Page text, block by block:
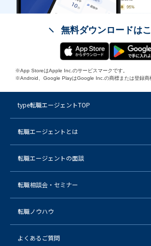
無料ダウンロードは
※App StoreはApple Inc.のサービスマークです。
※Android、Google PlayはGoogle Inc.の商標または登録商
type転職エージェントTOP
転職エージェントとは
転職エージェントの面談
転職相談会・セミナー
転職ノウハウ
よくあるご質問